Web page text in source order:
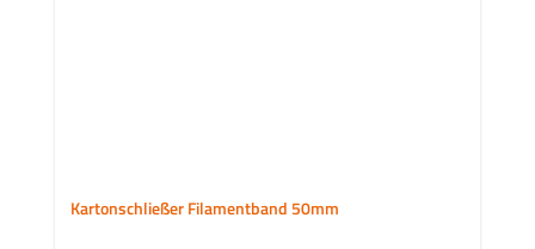
Kartonschließer Filamentband 50mm